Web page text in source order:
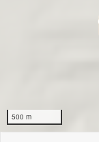
500 m